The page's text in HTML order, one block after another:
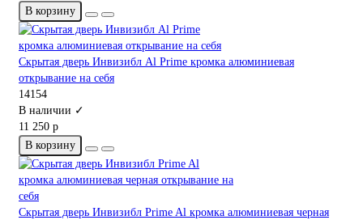
В корзину
Скрытая дверь Инвизибл Al Prime кромка алюминиевая
открывание на себя
14154
В наличии ✓
11 250 р
В корзину
Скрытая дверь Инвизибл Prime Al кромка алюминиевая черная